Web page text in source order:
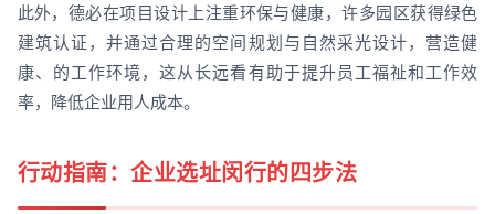
此外，德必在项目设计上注重环保与健康，许多园区获得绿色
建筑认证，并通过合理的空间规划与自然采光设计，营造健
康、的工作环境，这从长远看有助于提升员工福祉和工作效
率，降低企业用人成本。
行动指南：企业选址闵行的四步法